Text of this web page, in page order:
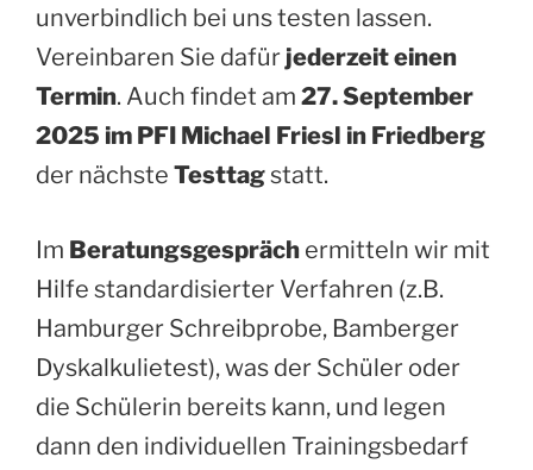
unverbindlich bei uns testen lassen.
Vereinbaren Sie dafür jederzeit einen
Termin. Auch findet am 27. September
2025 im PFI Michael Friesl in Friedberg
der nächste Testtagstatt.
Im Beratungsgespräch ermitteln wir mit
Hilfe standardisierter Verfahren (z.B.
Hamburger Schreibprobe, Bamberger
Dyskalkulietest), was der Schüler oder
die Schülerin bereits kann, und legen
dann den individuellen Trainingsbedarf